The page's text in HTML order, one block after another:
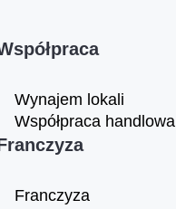
Wynajem lokali
Współpraca handlowa
Franczyza